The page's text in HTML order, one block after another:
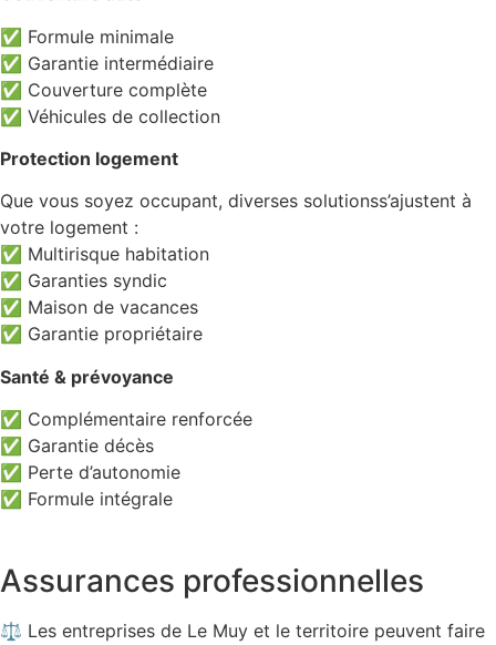
✅ Formule minimale
✅ Garantie intermédiaire
✅ Couverture complète
✅ Véhicules de collection
Protection logement
Que vous soyez occupant, diverses solutionss’ajustent à
votre logement :
✅ Multirisque habitation
✅ Garanties syndic
✅ Maison de vacances
✅ Garantie propriétaire
Santé & prévoyance
✅ Complémentaire renforcée
✅ Garantie décès
✅ Perte d’autonomie
✅ Formule intégrale
Assurances professionnelles
⚖️ Les entreprises de Le Muy et le territoire peuvent faire